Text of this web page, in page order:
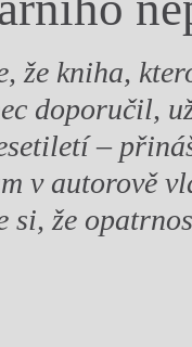
že kniha,
doporučil,
–
v autorově
si, že